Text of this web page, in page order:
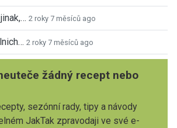
2 roky 7 měsíců ago
2 roky 7 měsíců ago
žádný recept nebo
sezónní rady, tipy a návody
JakTak zpravodaji ve své e-